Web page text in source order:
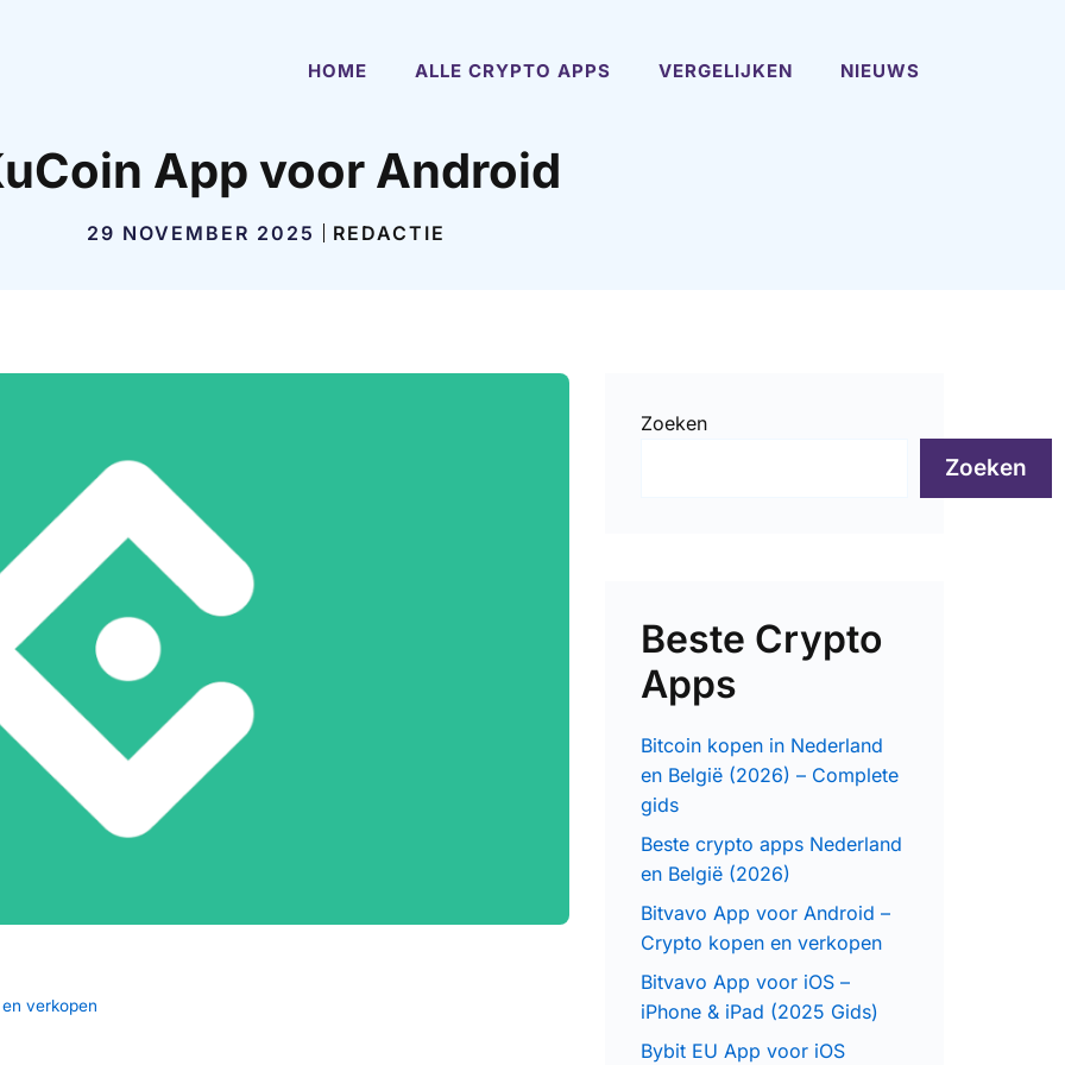
HOME ALLE CRYPTO APPS VERGELIJKEN NIEUWS
App voor Android
29 NOVEMBER 2025 REDACTIE
verkopen
Zoeken
Zoeken
Beste Crypto
Apps
Bitcoin kopen in Nederland
en België (2026) – Complete
gids
Beste crypto apps Nederland
en België (2026)
Bitvavo App voor Android –
Crypto kopen en verkopen
Bitvavo App voor iOS –
iPhone & iPad (2025 Gids)
Bybit EU App voor iOS